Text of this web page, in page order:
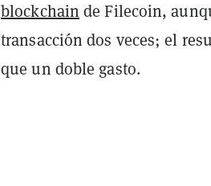
blockchain de Filecoin,
transacción dos veces; el
que un doble gasto.